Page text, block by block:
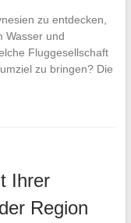
zu entdecken,
Wasser und
Fluggesellschaft
zu bringen? Die
Ihrer
Region